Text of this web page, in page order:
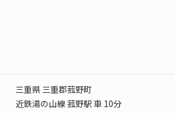
三重県 三重郡菰野町
近鉄湯の山線 菰野駅 車 10分